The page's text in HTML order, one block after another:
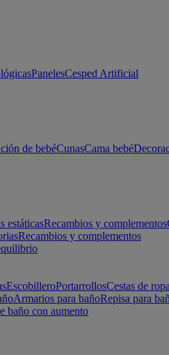
PanelesCesped Artificial
de bebéCunasCama bebé
estáticasRecambios y complementos
Recambios y complementos
EscobilleroPortarrollosCestas de ropa
Armarios para bañoRepisa para
baño con aumento